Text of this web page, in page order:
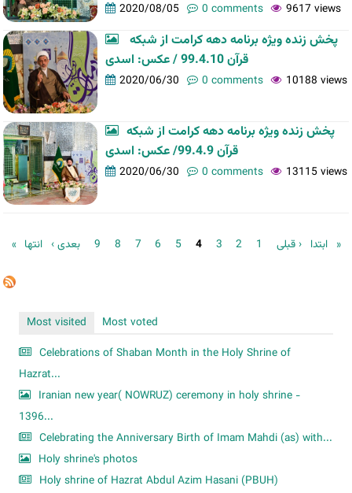
2020/08/05 0 comments 9617 views
پخش زنده ویژه برنامه دهه کرامت از شبکه
قرآن 99.4.10 / عکس: اسدی
2020/06/30 0 comments 10188 views
پخش زنده ویژه برنامه دهه کرامت از شبکه
قرآن 99.4.9/ عکس: اسدی
2020/06/30 0 comments 13115 views
Pages « ابتدا ‹ قبلی 1
2
3
4
5
6
7
8
9 بعدی › انتها »
Most visited
Most voted
Celebrations of Shaban Month in the Holy Shrine of
Hazrat...
Iranian new year( NOWRUZ) ceremony in holy shrine -
1396...
Celebrating the Anniversary Birth of Imam Mahdi (as) with...
Holy shrine's photos
Holy shrine of Hazrat Abdul Azim Hasani (PBUH)